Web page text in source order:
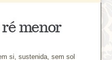
ré menor
si, sustenida, sem sol